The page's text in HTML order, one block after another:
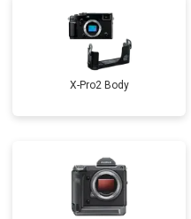
X-Pro2 Body